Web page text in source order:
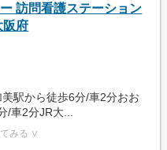
訪問看護ステーション
阪府
駅から徒歩6分/車2分おお
/車2分JR大...
みる ∨